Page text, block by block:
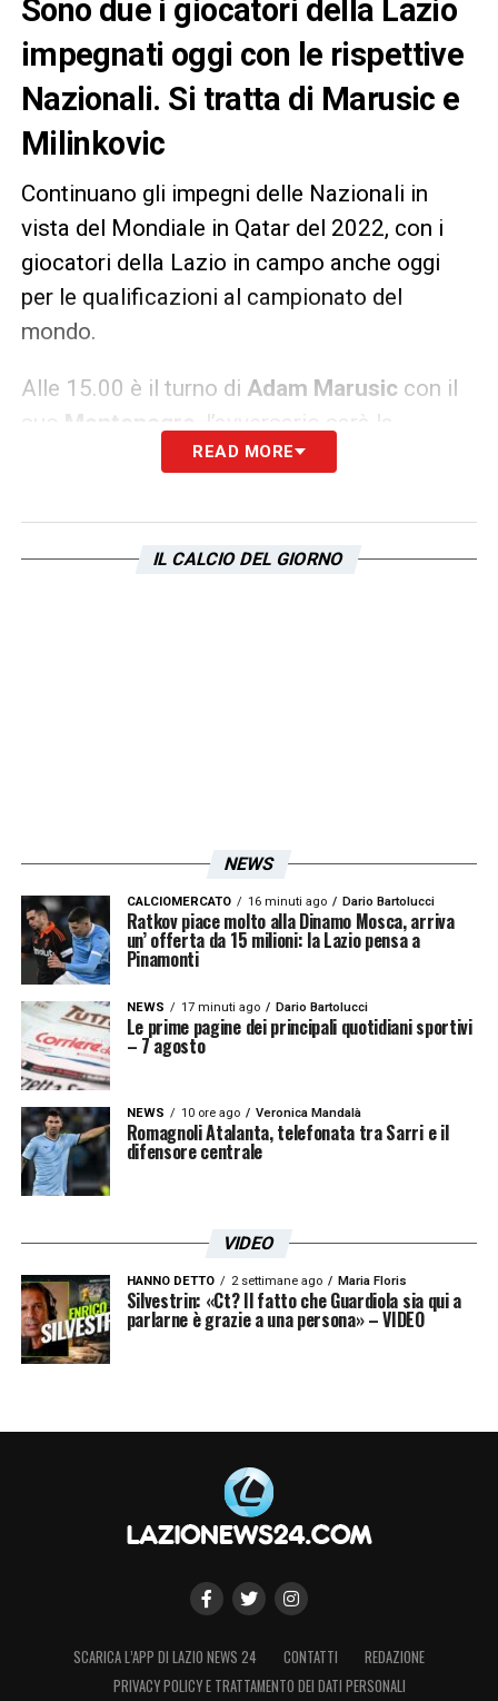
Sono due i giocatori della Lazio
impegnati oggi con le rispettive
Nazionali. Si tratta di Marusic e
Milinkovic
Continuano gli impegni delle Nazionali in
vista del Mondiale in Qatar del 2022, con i
giocatori della Lazio in campo anche oggi
per le qualificazioni al campionato del
mondo.
Alle 15.00 è il turno di Adam Marusiccon il
Montenegro
, l’avversario sarà la
Gibilterra. In serata invece
colori dellaSerbia, ma l’avversario sarà
decisamente più complesso da affrontare: il
READ MORE
IL CALCIO DEL GIORNO
NEWS
CALCIOMERCATO 16 minuti ago Dario Bartolucci
Ratkov piace molto alla Dinamo Mosca, arriva
un’ offerta da 15 milioni: la Lazio pensa a
Pinamonti
NEWS 17 minuti ago Dario Bartolucci
Le prime pagine dei principali quotidiani sportivi
– 7 agosto
NEWS 10 ore ago Veronica Mandalà
Romagnoli Atalanta, telefonata tra Sarri e il
difensore centrale
VIDEO
HANNO DETTO 2 settimane ago Maria Floris
Silvestrin: «Ct? Il fatto che Guardiola sia qui a
parlarne è grazie a una persona» – VIDEO
SCARICA L’APP DI LAZIO NEWS 24 CONTATTI
REDAZIONE
PRIVACY POLICY E TRATTAMENTO DEI DATI PERSONALI